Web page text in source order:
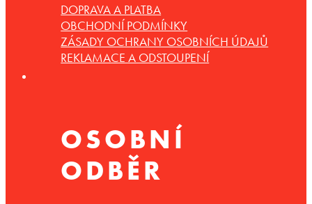
DOPRAVA A PLATBA
OBCHODNÍ PODMÍNKY
ZÁSADY OCHRANY OSOBNÍCH ÚDAJŮ
REKLAMACE A ODSTOUPENÍ
OSOBNÍ
ODBĚR